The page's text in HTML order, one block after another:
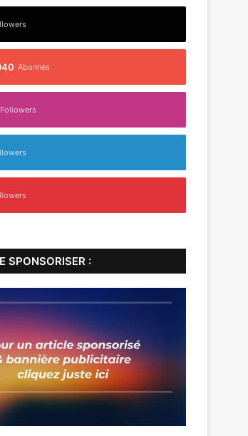
Abonnés
Followers
SPONSORISER :